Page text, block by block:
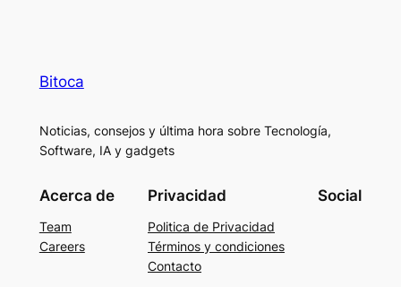
Bitoca
Noticias, consejos y última hora sobre Tecnología,
Software, IA y gadgets
Acerca de
Team
Careers
Privacidad
Politica de Privacidad
Términos y condiciones
Contacto
Social